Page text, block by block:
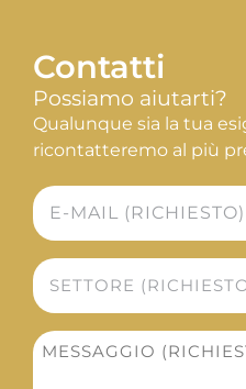
Contatti
Possiamo aiutarti?
Qualunque sia la tua
ricontatteremo al più
E-
mail
Settore
Messaggio